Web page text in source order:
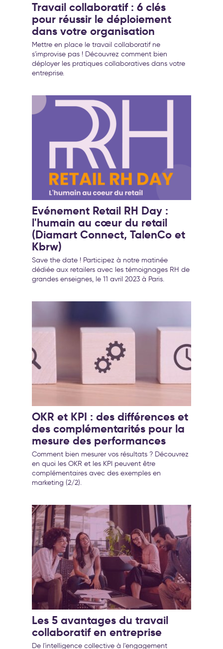
Travail collaboratif : 6 clés
pour réussir le déploiement
dans votre organisation
Mettre en place le travail collaboratif ne
s'improvise pas ! Découvrez comment bien
déployer les pratiques collaboratives dans votre
entreprise.
Evénement Retail RH Day :
l'humain au cœur du retail
(Diamart Connect, TalenCo et
Kbrw)
Save the date ! Participez à notre matinée
dédiée aux retailers avec les témoignages RH de
grandes enseignes, le 11 avril 2023 à Paris.
OKR et KPI : des différences et
des complémentarités pour la
mesure des performances
Comment bien mesurer vos résultats ? Découvrez
en quoi les OKR et les KPI peuvent être
complémentaires avec des exemples en
marketing (2/2).
Les 5 avantages du travail
collaboratif en entreprise
De l'intelligence collective à l'engagement